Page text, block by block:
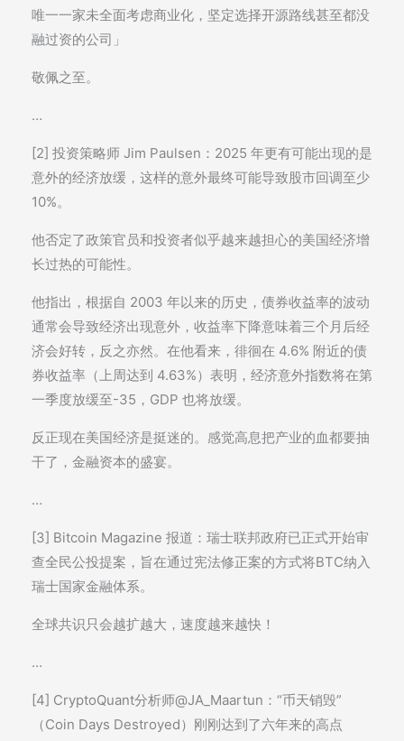
唯一一家未全面考虑商业化，坚定选择开源路线甚至都没
融过资的公司」
敬佩之至。
…
[2] 投资策略师 Jim Paulsen：2025 年更有可能出现的是
意外的经济放缓，这样的意外最终可能导致股市回调至少
10%。
他否定了政策官员和投资者似乎越来越担心的美国经济增
长过热的可能性。
他指出，根据自 2003 年以来的历史，债券收益率的波动
通常会导致经济出现意外，收益率下降意味着三个月后经
济会好转，反之亦然。在他看来，徘徊在 4.6% 附近的债
券收益率（上周达到 4.63%）表明，经济意外指数将在第
一季度放缓至-35，GDP 也将放缓。
反正现在美国经济是挺迷的。感觉高息把产业的血都要抽
干了，金融资本的盛宴。
…
[3] Bitcoin Magazine 报道：瑞士联邦政府已正式开始审
查全民公投提案，旨在通过宪法修正案的方式将BTC纳入
瑞士国家金融体系。
全球共识只会越扩越大，速度越来越快！
…
[4] CryptoQuant分析师@JA_Maartun：“币天销毁”
（Coin Days Destroyed）刚刚达到了六年来的高点